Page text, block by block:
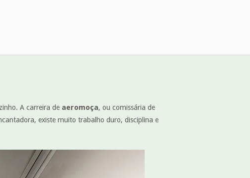
A carreira de aeromoça, ou comissária de
existe muito trabalho duro, disciplina e